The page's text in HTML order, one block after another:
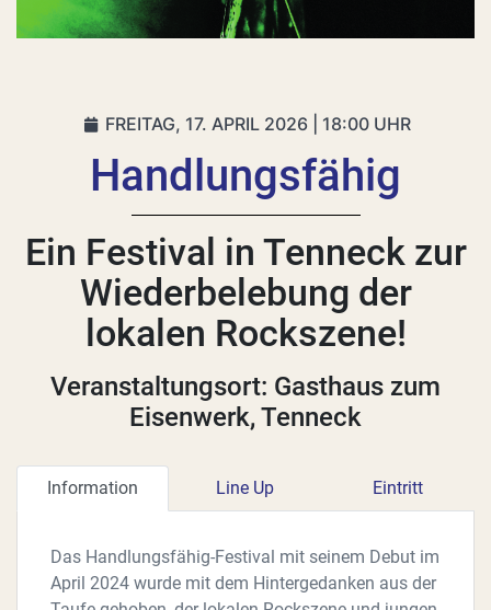
FREITAG, 17. APRIL 2026 | 18:00 UHR
Handlungsfähig
Ein Festival in Tenneck zur
Wiederbelebung der
lokalen Rockszene!
Veranstaltungsort: Gasthaus zum
Eisenwerk, Tenneck
Information Line Up Eintritt
Das Handlungsfähig-Festival mit seinem Debut im
April 2024 wurde mit dem Hintergedanken aus der